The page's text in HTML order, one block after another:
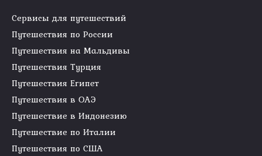
Сервисы для путешествий
Путешествия по России
Путешествия на Мальдивы
Путешествия Турция
Путешествия Египет
Путешествия в ОАЭ
Путешествие в Индонезию
Путешествие по Италии
Путешествия по США